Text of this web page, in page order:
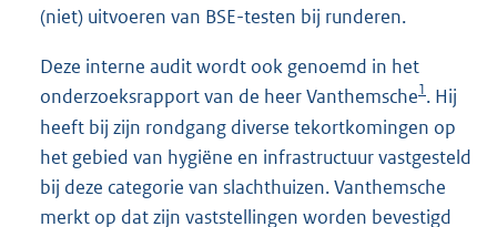
(niet) uitvoeren van BSE-testen bij runderen.
Deze interne audit wordt ook genoemd in het
onderzoeksrapport van de heer Vanthemsche1. Hij
heeft bij zijn rondgang diverse tekortkomingen op
het gebied van hygiëne en infrastructuur vastgesteld
bij deze categorie van slachthuizen. Vanthemsche
merkt op dat zijn vaststellingen worden bevestigd